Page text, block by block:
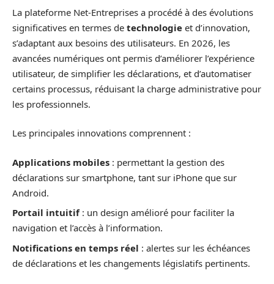
La plateforme Net-Entreprises a procédé à des évolutions
significatives en termes de technologie et d’innovation,
s’adaptant aux besoins des utilisateurs. En 2026, les
avancées numériques ont permis d’améliorer l’expérience
utilisateur, de simplifier les déclarations, et d’automatiser
certains processus, réduisant la charge administrative pour
les professionnels.
Les principales innovations comprennent :
Applications mobiles : permettant la gestion des
déclarations sur smartphone, tant sur iPhone que sur
Android.
Portail intuitif: un design amélioré pour faciliter la
navigation et l’accès à l’information.
Notifications en temps réel : alertes sur les échéances
de déclarations et les changements législatifs pertinents.